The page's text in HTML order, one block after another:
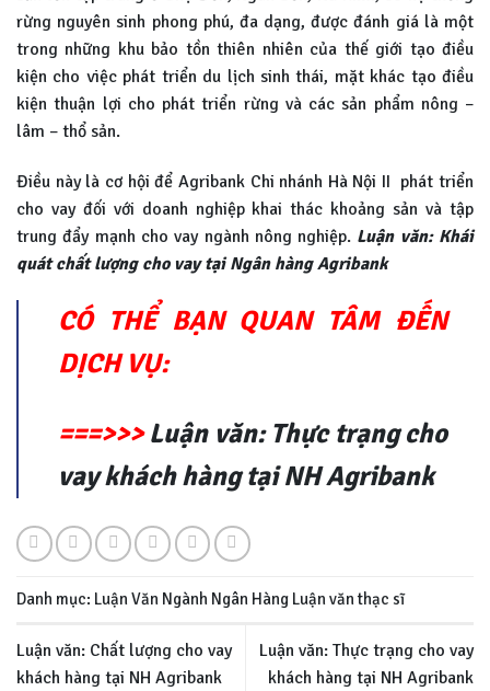
rừng nguyên sinh phong phú, đa dạng, được đánh giá là một
trong những khu bảo tồn thiên nhiên của thế giới tạo điều
kiện cho việc phát triển du lịch sinh thái, mặt khác tạo điều
kiện thuận lợi cho phát triển rừng và các sản phẩm nông –
lâm – thổ sản.
Điều này là cơ hội để Agribank Chi nhánh Hà Nội II phát triển
cho vay đối với doanh nghiệp khai thác khoảng sản và tập
trung đẩy mạnh cho vay ngành nông nghiệp. Luận văn: Khái
quát chất lượng cho vay tại Ngân hàng Agribank
CÓ THỂ BẠN QUAN TÂM ĐẾN
DỊCH VỤ:
===>>>Luận văn: Thực trạng cho
vay khách hàng tại NH Agribank
Danh mục: Luận Văn Ngành Ngân Hàng Luận văn thạc sĩ
Luận văn: Chất lượng cho vay
khách hàng tại NH Agribank
Luận văn: Thực trạng cho vay
khách hàng tại NH Agribank